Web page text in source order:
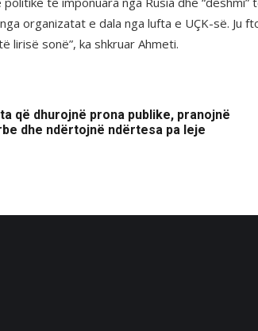
organizatat e dala nga lufta e UÇK-së. Ju
lirisë sonë”, ka shkruar Ahmeti.
që dhurojnë prona publike, pranojnë
dhe ndërtojnë ndërtesa pa leje